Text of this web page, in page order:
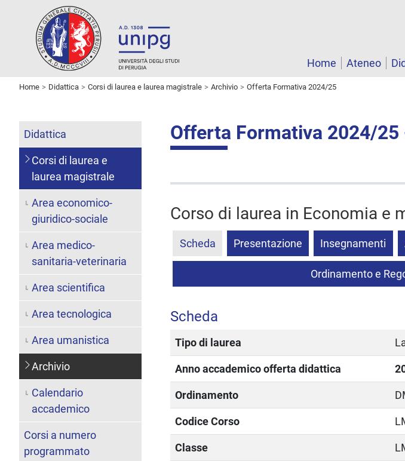
Home
Ateneo
Home Didattica Corsi di laurea e laurea magistrale Archivio Offerta Formativa 2024/25
Offerta Formativa 2024/25
Corso di laurea in Economia e
Scheda Presentazione Insegnamenti
Ordinamento e
Scheda
Tipo di laurea
Anno accademico offerta didattica
Ordinamento
Codice Corso
Classe
Didattica
Corsi di laurea e
laurea magistrale
Area economico-
giuridico-sociale
Area medico-
sanitaria-veterinaria
Area scientifica
Area tecnologica
Area umanistica
Archivio
Calendario
accademico
Corsi a numero
programmato